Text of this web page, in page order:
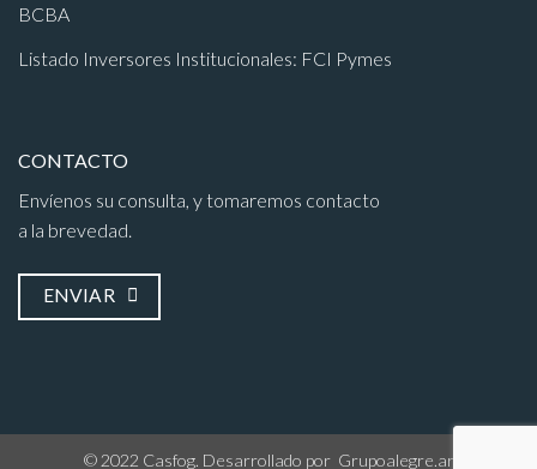
BCBA
Listado Inversores Institucionales: FCI Pymes
CONTACTO
Envíenos su consulta, y tomaremos contacto
a la brevedad.
ENVIAR
© 2022 Casfog. Desarrollado por Grupoalegre.ar